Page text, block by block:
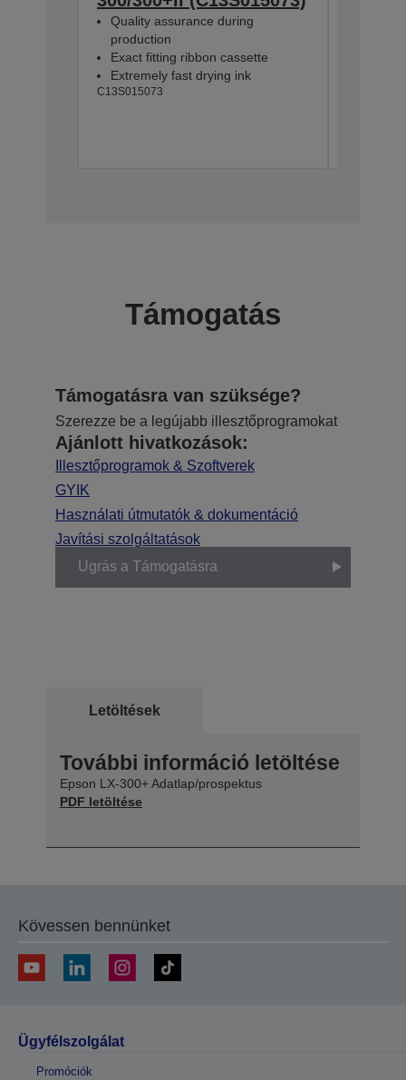
Quality assurance during
production
Exact fitting ribbon cassette
Extremely fast drying ink
C13S015073
Támogatás
Támogatásra van szüksége?
Szerezze be a legújabb illesztőprogramokat
Ajánlott hivatkozások:
Illesztőprogramok & Szoftverek
GYIK
Használati útmutatók & dokumentáció
Javítási szolgáltatások
Ugrás a Támogatásra
Letöltések
További információ letöltése
Epson LX-300+ Adatlap/prospektus
PDF letöltése
Kövessen bennünket
Ügyfélszolgálat
Promóciók